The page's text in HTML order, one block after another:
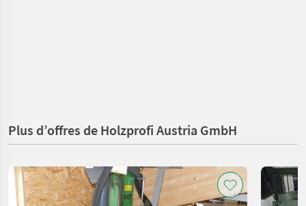
Plus d’offres de Holzprofi Austria GmbH